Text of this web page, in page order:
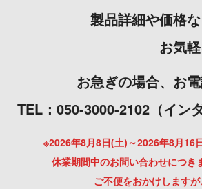
製品詳細や価格
お気
お急ぎの場合、お
TEL：050-3000-2102（イン
※2026年8月8日(土)～2026年8月16
休業期間中のお問い合わせにつ
ご不便をおかけします